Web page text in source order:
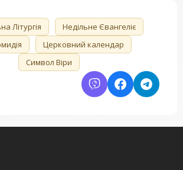
Літургія
Недільне Євангеліє
Церковний календар
Символ Віри